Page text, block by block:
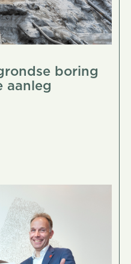
boring
aanleg